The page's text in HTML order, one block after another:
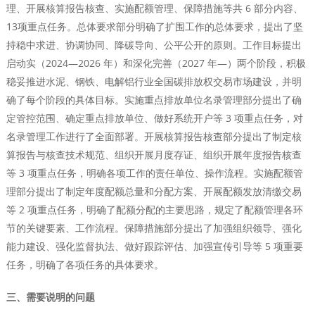
理、开展核算报告核查、实施配额管理、保障措施等共 6 部分内容、
13项重点任务。总体要求部分明确了扩围工作的总体要求，提出了坚
持稳中求进、协调协同、降碳导向、公平公开的原则。工作目标提出
启动实（2024—2026 年）和深化完善（2027 年—）两个阶段，积极
稳妥推进水泥、钢铁、电解铝行业全国碳排放权交易市场建设，并明
确了每个阶段的具体目标。实施重点排放单位名录管理部分提出了确
定管控范围、确定重点排放单位、做好系统开户等 3 项重点任务，对
名录管理工作进行了全面部署。开展核算报告核查部分提出了制定核
算报告与核查技术规范、组织开展月度存证、组织开展年度报告核查
等 3 项重点任务，明确各项工作的责任单位、操作流程。实施配额管
理部分提出了制定年度配额总量和分配方案、开展配额发放清缴交易
等 2 项重点任务，明确了配额分配的主要思路，规定了配额管理各环
节的关键要素、工作流程。保障措施部分提出了加强组织领导、强化
能力建设、强化监督执法、做好跟踪评估、加强宣传引导等 5 项重要
任务，明确了各项任务的具体要求。
三、需要说明的问题